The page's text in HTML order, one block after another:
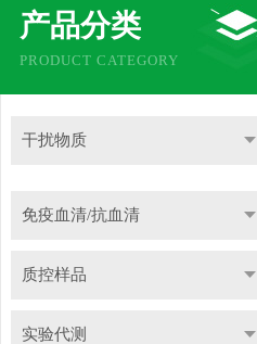
产品分类
PRODUCT CATEGORY
干扰物质
免疫血清/抗血清
质控样品
实验代测